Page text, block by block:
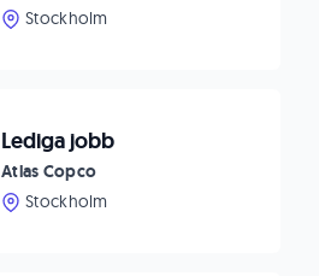
Stockholm
Lediga jobb
Atlas Copco
Stockholm